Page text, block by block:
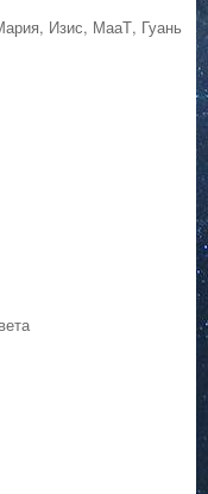
Изис, МааТ, Гуань